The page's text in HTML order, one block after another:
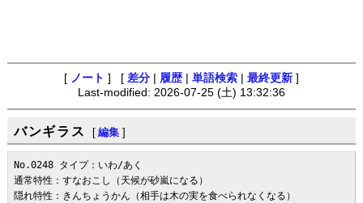
[ ノート ] [ 差分 履歴 単語検索 最終更新 ]
Last-modified: 2026-07-25 (土) 13:32:36
バンギラス [ 編集 ]
No.0248 タイプ：いわ/あく
通常特性：すなおこし（天候が砂嵐になる）
隠れ特性：きんちょうかん（相手は木の実を食べられなくなる）